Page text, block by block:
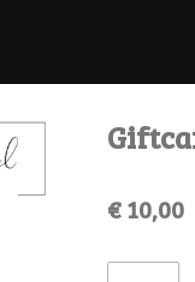
€ 10,00